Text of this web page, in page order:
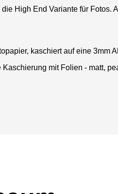
die High End Variante für
kaschiert auf eine 3mm
Kaschierung mit Folien - matt,